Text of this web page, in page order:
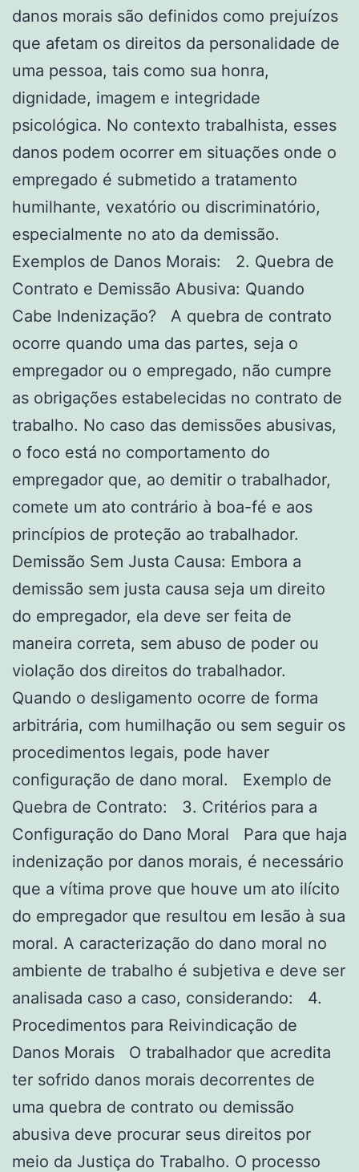
danos morais são definidos como prejuízos
que afetam os direitos da personalidade de
uma pessoa, tais como sua honra,
dignidade, imagem e integridade
psicológica. No contexto trabalhista, esses
danos podem ocorrer em situações onde o
empregado é submetido a tratamento
humilhante, vexatório ou discriminatório,
especialmente no ato da demissão.
Exemplos de Danos Morais: 2. Quebra de
Contrato e Demissão Abusiva: Quando
Cabe Indenização? A quebra de contrato
ocorre quando uma das partes, seja o
empregador ou o empregado, não cumpre
as obrigações estabelecidas no contrato de
trabalho. No caso das demissões abusivas,
o foco está no comportamento do
empregador que, ao demitir o trabalhador,
comete um ato contrário à boa-fé e aos
princípios de proteção ao trabalhador.
Demissão Sem Justa Causa: Embora a
demissão sem justa causa seja um direito
do empregador, ela deve ser feita de
maneira correta, sem abuso de poder ou
violação dos direitos do trabalhador.
Quando o desligamento ocorre de forma
arbitrária, com humilhação ou sem seguir os
procedimentos legais, pode haver
configuração de dano moral. Exemplo de
Quebra de Contrato: 3. Critérios para a
Configuração do Dano Moral Para que haja
indenização por danos morais, é necessário
que a vítima prove que houve um ato ilícito
do empregador que resultou em lesão à sua
moral. A caracterização do dano moral no
ambiente de trabalho é subjetiva e deve ser
analisada caso a caso, considerando: 4.
Procedimentos para Reivindicação de
Danos Morais O trabalhador que acredita
ter sofrido danos morais decorrentes de
uma quebra de contrato ou demissão
abusiva deve procurar seus direitos por
meio da Justiça do Trabalho. O processo